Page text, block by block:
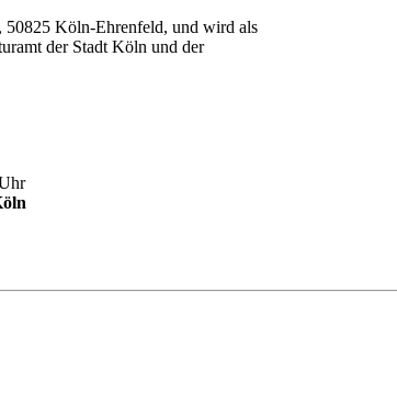
50825 Köln-Ehrenfeld, und wird als
der Stadt Köln und der